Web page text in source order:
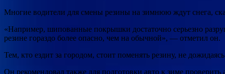
Многие водители для смены резины на зимнюю ждут снега,
«Например, шипованные покрышки достаточно серьезно
резине гораздо более опасно, чем на обычной», — отметил он.
Тем, кто ездит за городом, стоит поменять резину, не
Он рекомендовал также для подготовки авто к зиме